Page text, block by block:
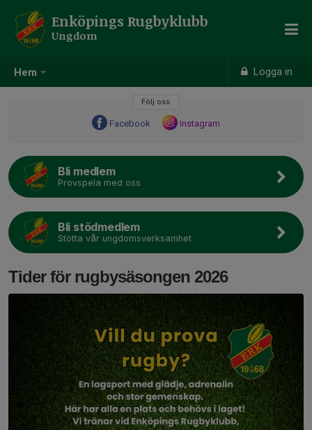
Hem Logga in
Enköpings Rugbyklubb
Ungdom
Följ oss
Facebook Instagram
Bli medlem
Provspela med oss
Bli stödmedlem
Stötta vår ungdomsverksamhet
Tider för rugbysäsongen 2026